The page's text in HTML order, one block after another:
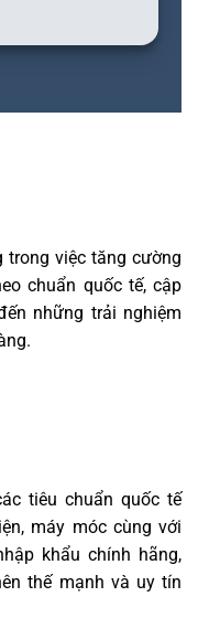
trong việc tăng cường
chuẩn quốc tế, cập
những trải nghiệm
tiêu chuẩn quốc tế
máy móc cùng với
khẩu chính hãng,
thế mạnh và uy tín